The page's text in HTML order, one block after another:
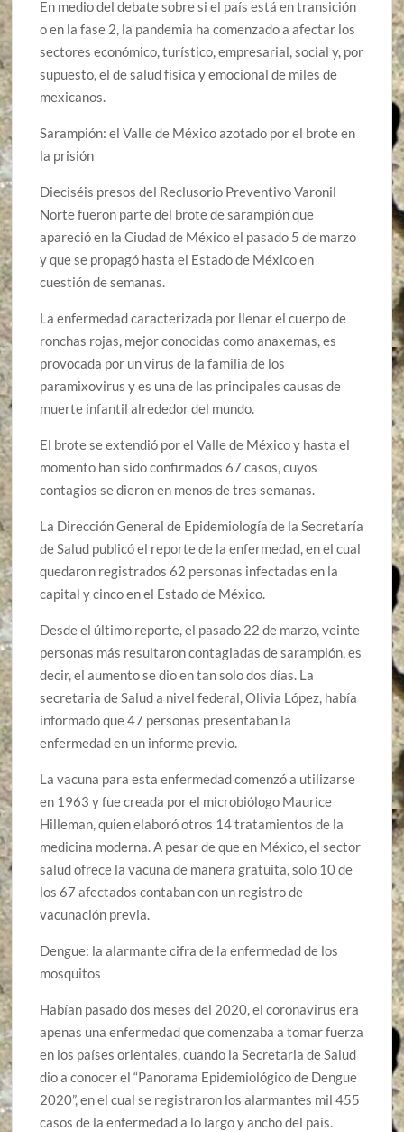
En medio del debate sobre si el país está en transición
o en la fase 2, la pandemia ha comenzado a afectar los
sectores económico, turístico, empresarial, social y, por
supuesto, el de salud física y emocional de miles de
mexicanos.
Sarampión: el Valle de México azotado por el brote en
la prisión
Dieciséis presos del Reclusorio Preventivo Varonil
Norte fueron parte del brote de sarampión que
apareció en la Ciudad de México el pasado 5 de marzo
y que se propagó hasta el Estado de México en
cuestión de semanas.
La enfermedad caracterizada por llenar el cuerpo de
ronchas rojas, mejor conocidas como anaxemas, es
provocada por un virus de la familia de los
paramixovirus y es una de las principales causas de
muerte infantil alrededor del mundo.
El brote se extendió por el Valle de México y hasta el
momento han sido confirmados 67 casos, cuyos
contagios se dieron en menos de tres semanas.
La Dirección General de Epidemiología de la Secretaría
de Salud publicó el reporte de la enfermedad, en el cual
quedaron registrados 62 personas infectadas en la
capital y cinco en el Estado de México.
Desde el último reporte, el pasado 22 de marzo, veinte
personas más resultaron contagiadas de sarampión, es
decir, el aumento se dio en tan solo dos días. La
secretaria de Salud a nivel federal, Olivia López, había
informado que 47 personas presentaban la
enfermedad en un informe previo.
La vacuna para esta enfermedad comenzó a utilizarse
en 1963 y fue creada por el microbiólogo Maurice
Hilleman, quien elaboró otros 14 tratamientos de la
medicina moderna. A pesar de que en México, el sector
salud ofrece la vacuna de manera gratuita, solo 10 de
los 67 afectados contaban con un registro de
vacunación previa.
Dengue: la alarmante cifra de la enfermedad de los
mosquitos
Habían pasado dos meses del 2020, el coronavirus era
apenas una enfermedad que comenzaba a tomar fuerza
en los países orientales, cuando la Secretaria de Salud
dio a conocer el “Panorama Epidemiológico de Dengue
2020”, en el cual se registraron los alarmantes mil 455
casos de la enfermedad a lo largo y ancho del país.